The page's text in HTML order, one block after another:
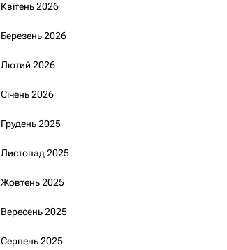
Квітень 2026
Березень 2026
Лютий 2026
Січень 2026
Грудень 2025
Листопад 2025
Жовтень 2025
Вересень 2025
Серпень 2025